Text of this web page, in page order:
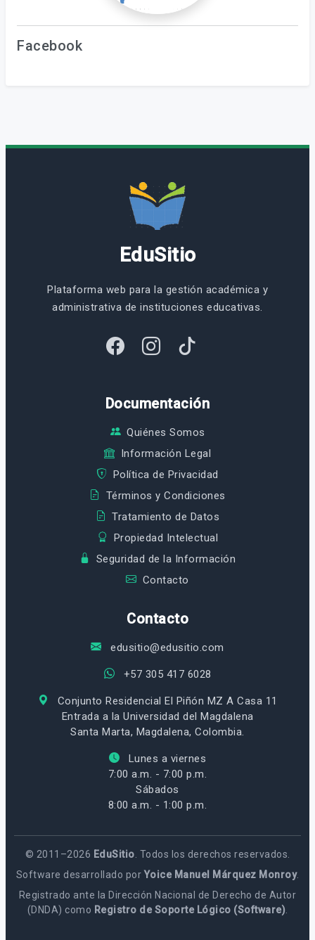
Facebook
EduSitio
Plataforma web para la gestión académica y
administrativa de instituciones educativas.
Documentación
Quiénes Somos
Información Legal
Política de Privacidad
Términos y Condiciones
Tratamiento de Datos
Propiedad Intelectual
Seguridad de la Información
Contacto
Contacto
edusitio@edusitio.com
+57 305 417 6028
Conjunto Residencial El Piñón MZ A Casa 11
Entrada a la Universidad del Magdalena
Santa Marta, Magdalena, Colombia.
Lunes a viernes
7:00 a.m. - 7:00 p.m.
Sábados
8:00 a.m. - 1:00 p.m.
© 2011–2026 EduSitio . Todos los derechos reservados.
Software desarrollado porYoice Manuel Márquez Monroy.
Registrado ante la Dirección Nacional de Derecho de Autor
(DNDA) como Registro de Soporte Lógico (Software)